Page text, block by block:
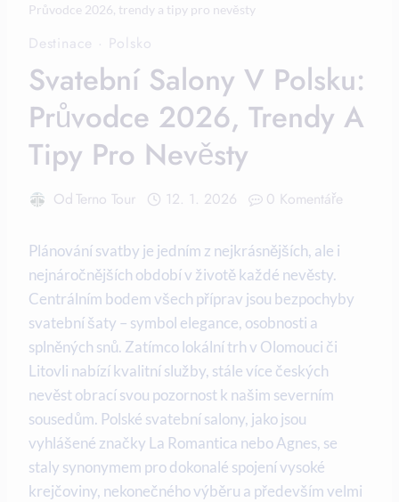
Průvodce 2026, trendy a tipy pro nevěsty
Destinace · Polsko
Svatební Salony V Polsku:
Průvodce 2026, Trendy A
Tipy Pro Nevěsty
OdTerno Tour 12. 1. 2026 0 Komentáře
Plánování svatby je jedním z nejkrásnějších, ale i
nejnáročnějších období v životě každé nevěsty.
Centrálním bodem všech příprav jsou bezpochyby
svatební šaty – symbol elegance, osobnosti a
splněných snů. Zatímco lokální trh v Olomouci či
Litovli nabízí kvalitní služby, stále více českých
nevěst obrací svou pozornost k našim severním
sousedům. Polské svatební salony, jako jsou
vyhlášené značky La Romantica nebo Agnes, se
staly synonymem pro dokonalé spojení vysoké
krejčoviny, nekonečného výběru a především velmi